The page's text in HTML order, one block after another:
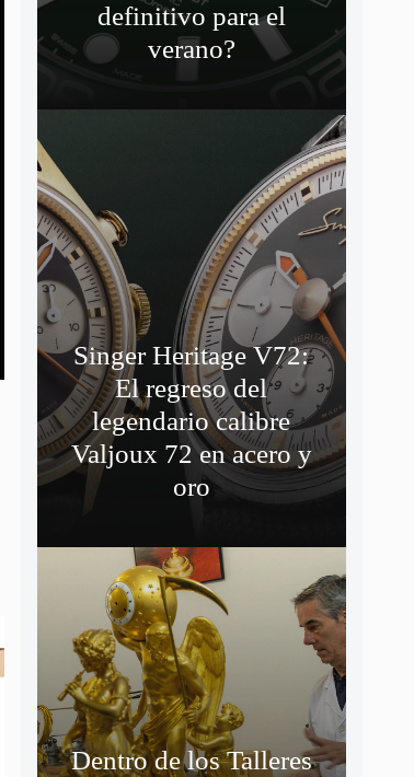
definitivo para el
verano?
Singer Heritage V72:
El regreso del
legendario calibre
Valjoux 72 en acero y
oro
Dentro de los Talleres